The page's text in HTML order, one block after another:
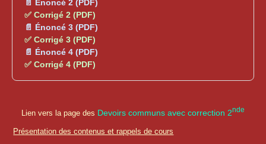
📄 Énoncé 2 (PDF)
✅ Corrigé 2 (PDF)
📄 Énoncé 3 (PDF)
✅ Corrigé 3 (PDF)
📄 Énoncé 4 (PDF)
✅ Corrigé 4 (PDF)
Lien vers la page des Devoirs communs avec correction 2nde
Présentation des contenus et rappels de cours